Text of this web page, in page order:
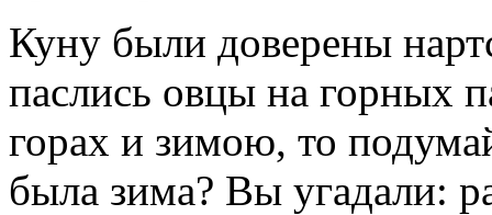
Куну были доверены
паслись овцы на горных
горах и зимою, то
была зима? Вы угадали: